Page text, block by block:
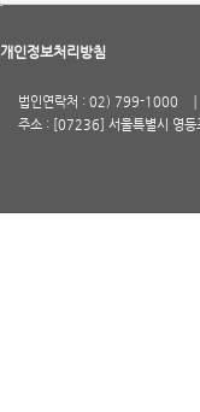
개인정보처리방침
법인연락처 : 02) 799-1000
주소 : [07236] 서울특별시 영